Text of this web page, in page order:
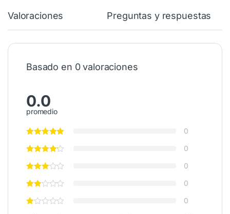
Valoraciones Preguntas y respuestas
Basado en 0 valoraciones
0.0
promedio
0
0
0
0
0